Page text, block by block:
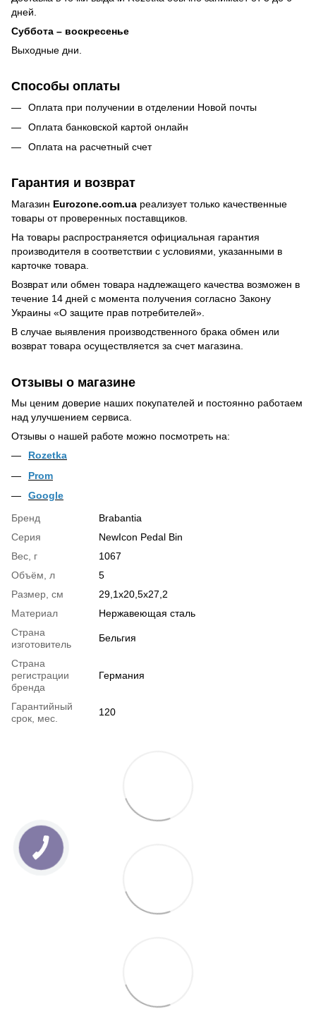
дней.
Суббота – воскресенье
Выходные дни.
Способы оплаты
Оплата при получении в отделении Новой почты
Оплата банковской картой онлайн
Оплата на расчетный счет
Гарантия и возврат
Магазин Eurozone.com.ua реализует только качественные
товары от проверенных поставщиков.
На товары распространяется официальная гарантия
производителя в соответствии с условиями, указанными в
карточке товара.
Возврат или обмен товара надлежащего качества возможен в
течение 14 дней с момента получения согласно Закону
Украины «О защите прав потребителей»
В случае выявления производственного брака обмен или
возврат товара осуществляется за счет магазина.
Отзывы о магазине
Мы ценим доверие наших покупателей и постоянно работаем
над улучшением сервиса.
Отзывы о нашей работе можно посмотреть на:
Rozetka
Prom
Google
Бренд
Brabantia
Серия
NewIcon Pedal Bin
Вес, г
1067
Объём, л
5
Размер, см
29,1x20,5x27,2
Материал
Нержавеющая сталь
Страна
изготовитель
Бельгия
Страна
регистрации
бренда
Германия
Гарантийный
срок, мес.
120